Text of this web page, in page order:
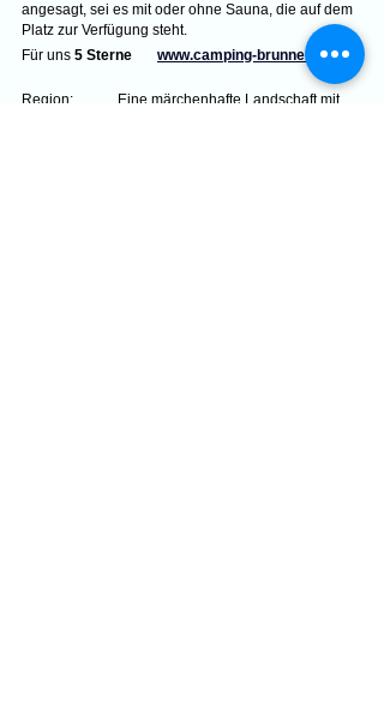
angesagt, sei es mit oder ohne Sauna, die auf dem
Platz zur Verfügung steht.
Für uns 5 Sterne www.camping-brunnen.de
Region:	Eine märchenhafte Landschaft mit